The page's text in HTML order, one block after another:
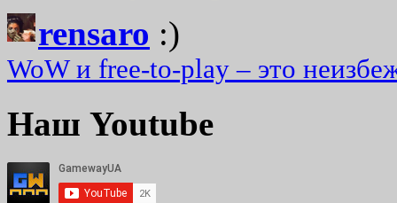
rensaro :)
WoW и free-to-play – это
Наш Youtube